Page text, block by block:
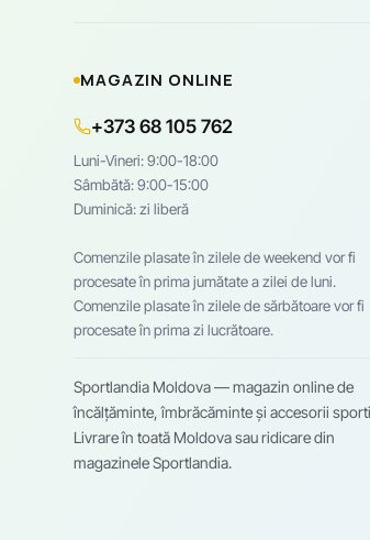
MAGAZIN ONLINE
+373 68 105 762
Luni-Vineri: 9:00-18:00
Sâmbătă: 9:00-15:00
Duminică: zi liberă
Comenzile plasate în zilele de weekend vor fi
procesate în prima jumătate a zilei de luni.
Comenzile plasate în zilele de sărbătoare vor fi
procesate în prima zi lucrătoare.
Sportlandia Moldova — magazin online de
încălțăminte, îmbrăcăminte și accesorii
Livrare în toată Moldova sau ridicare din
magazinele Sportlandia.